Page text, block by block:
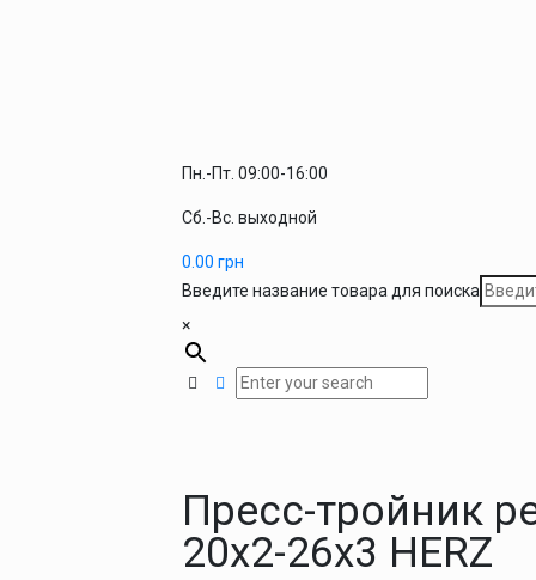
Пн.-Пт. 09:00-16:00
Сб.-Вс. выходной
0.00 грн
Введите название товара для поиска
×
Пресс-тройник
20х2-26х3 HERZ